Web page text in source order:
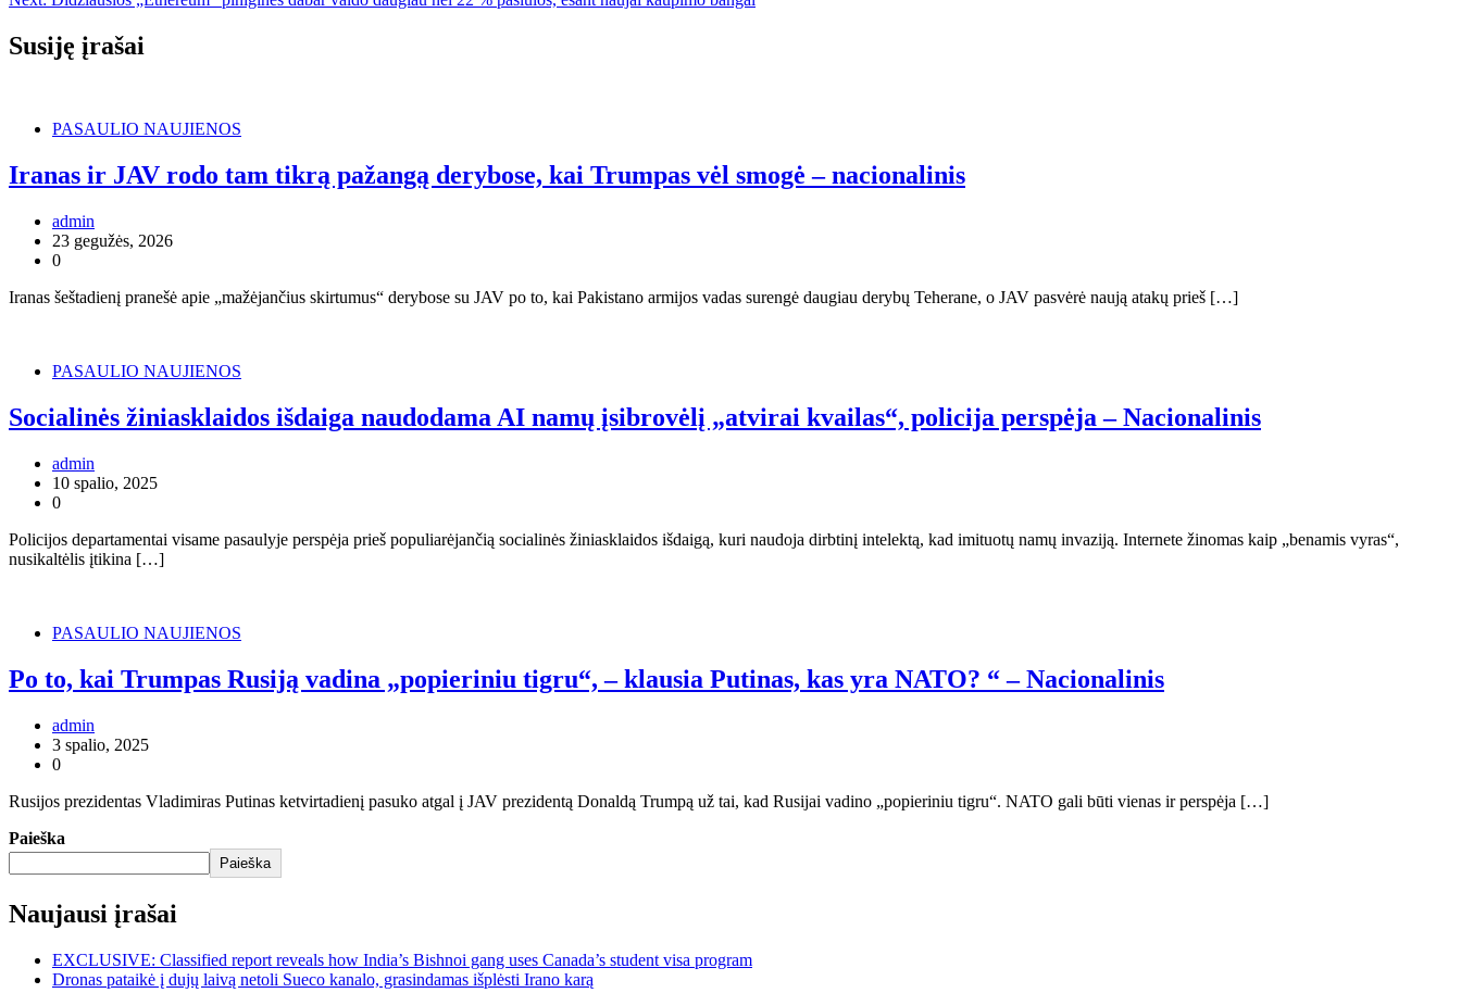
Susiję įrašai
PASAULIO NAUJIENOS
Iranas ir JAV rodo tam tikrą pažangą derybose, kai Trumpas vėl smogė – nacionalinis
admin
23 gegužės, 2026
0
Iranas šeštadienį pranešė apie „mažėjančius skirtumus“ derybose su JAV po to, kai Pakistano armijos vadas surengė daugiau derybų Teherane, o JAV pasvėrė naują atakų prieš […]
PASAULIO NAUJIENOS
Socialinės žiniasklaidos išdaiga naudodama AI namų įsibrovėlį „atvirai kvailas“, policija perspėja – Nacionalinis
admin
10 spalio, 2025
0
Policijos departamentai visame pasaulyje perspėja prieš populiarėjančią socialinės žiniasklaidos išdaigą, kuri naudoja dirbtinį intelektą, kad imituotų namų invaziją. Internete žinomas kaip „benamis vyras“,
nusikaltėlis įtikina […]
PASAULIO NAUJIENOS
Po to, kai Trumpas Rusiją vadina „popieriniu tigru“, – klausia Putinas, kas yra NATO? “ – Nacionalinis
admin
3 spalio, 2025
0
Rusijos prezidentas Vladimiras Putinas ketvirtadienį pasuko atgal į JAV prezidentą Donaldą Trumpą už tai, kad Rusijai vadino „popieriniu tigru“. NATO gali būti vienas ir perspėja […]
Paieška
Paieška
Naujausi įrašai
EXCLUSIVE: Classified report reveals how India’s Bishnoi gang uses Canada’s student visa program
Dronas pataikė į dujų laivą netoli Sueco kanalo, grasindamas išplėsti Irano karą